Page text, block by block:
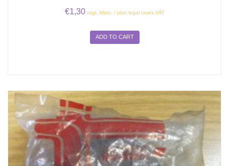
€1,30 zzgl. Mwst. / plus legal taxes VAT
ADD TO CART